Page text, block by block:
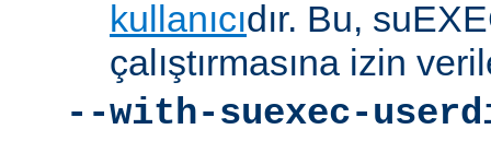
kullanıcıdır. Bu,
çalıştırmasına izin
--with-suexec-